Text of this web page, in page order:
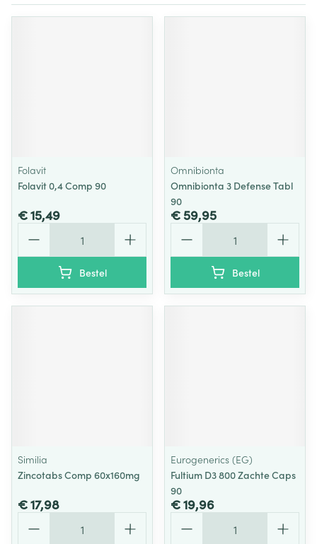
Folavit
Folavit 0,4 Comp 90
€ 15,49
Bestel
Omnibionta
Omnibionta 3 Defense Tabl
90
€ 59,95
Bestel
Similia
Zincotabs Comp 60x160mg
€ 17,98
Eurogenerics (EG)
Fultium D3 800 Zachte Caps
90
€ 19,96